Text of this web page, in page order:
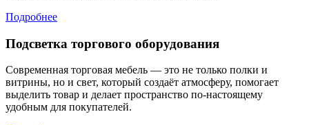
Подробнее
Подсветка торгового оборудования
Современная торговая мебель — это не только полки и
витрины, но и свет, который создаёт атмосферу, помогает
выделить товар и делает пространство по-настоящему
удобным для покупателей.